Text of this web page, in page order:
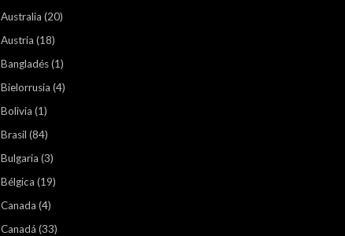
Australia (20)
Austria (18)
Bangladés(1)
Bielorrusia (4)
Bolivia (1)
Brasil (84)
Bulgaria (3)
Bélgica (19)
Canada (4)
Canadá (33)